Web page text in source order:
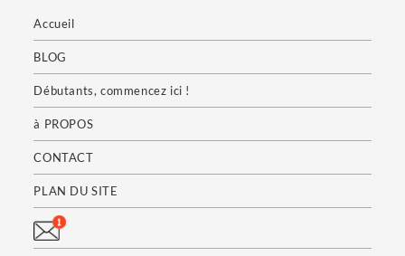
Accueil
BLOG
Débutants, commencez ici !
à PROPOS
CONTACT
PLAN DU SITE